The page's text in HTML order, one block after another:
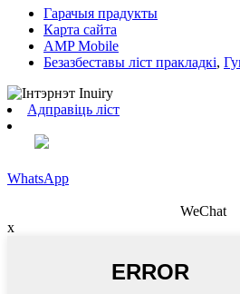
Гарачыя прадукты
Карта сайта
AMP Mobile
Безазбеставы ліст пракладкі,
Адправіць ліст
WhatsApp
WeChat
x